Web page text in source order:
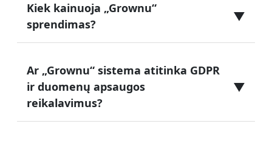
Kiek kainuoja „Grownu“
sprendimas?
▼
Ar „Grownu“ sistema atitinka GDPR
ir duomenų apsaugos
reikalavimus?
▼